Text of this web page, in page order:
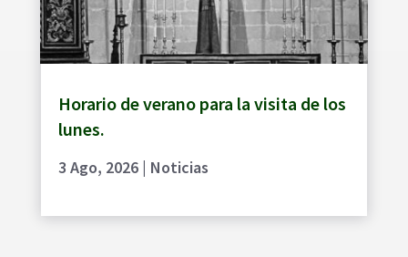
Horario de verano para la visita de los
lunes.
3 Ago, 2026| Noticias